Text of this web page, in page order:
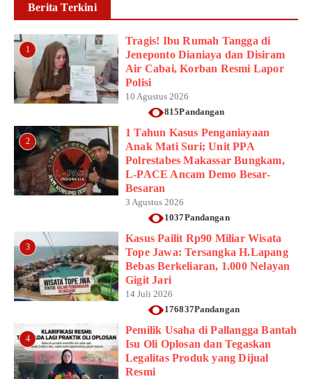
Berita Terkini
1
Tragis! Ibu Rumah Tangga di
Jeneponto Dianiaya dan Disiram
Air Cabai, Korban Resmi Lapor
Polisi
10 Agustus 2026
815Pandangan
2
1 Tahun Kasus Penganiayaan
Anak Mati Suri; Unit PPA
Polrestabes Makassar Bungkam,
L-PACE Ancam Demo Besar-
Besaran
3 Agustus 2026
1037Pandangan
3
Kasus Pailit Rp90 Miliar Wisata
Tope Jawa: Tersangka H.Lapang
Bebas Berkeliaran, 1.000 Nelayan
Gigit Jari
14 Juli 2026
176837Pandangan
4
Pemilik Usaha di Pallangga Bantah
Isu Oli Oplosan dan Tegaskan
Legalitas Produk yang Dijual
Resmi